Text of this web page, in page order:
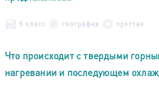
5 класс география простая
Что происходит с твердыми
нагревании и последующем